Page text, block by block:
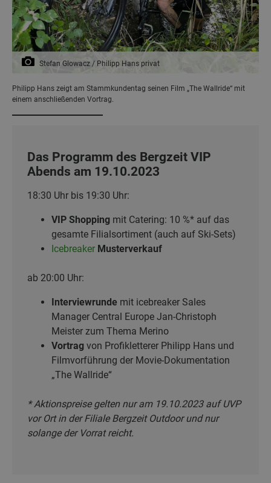
Stefan Glowacz / Philipp Hans privat
Philipp Hans zeigt am Stammkundentag seinen Film „The Wallride“ mit
einem anschließenden Vortrag.
Das Programm des Bergzeit VIP
Abends am 19.10.2023
18:30 Uhr bis 19:30 Uhr:
VIP Shopping mit Catering: 10 %* auf das
gesamte Filialsortiment (auch auf Ski-Sets)
Icebreaker Musterverkauf
ab 20:00 Uhr:
Interviewrunde mit icebreaker Sales
Manager Central Europe Jan-Christoph
Meister zum Thema Merino
Vortrag von Profikletterer Philipp Hans und
Filmvorführung der Movie-Dokumentation
„The Wallride“
* Aktionspreise gelten nur am 19.10.2023 auf UVP
vor Ort in der Filiale Bergzeit Outdoor und nur
solange der Vorrat reicht.